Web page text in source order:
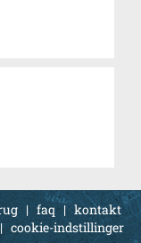
| faq | kontakt
| cookie-indstillinger